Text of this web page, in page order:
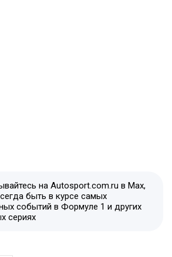
на Autosport.com.ru в Max,
быть в курсе самых
событий в Формуле 1 и других
сериях